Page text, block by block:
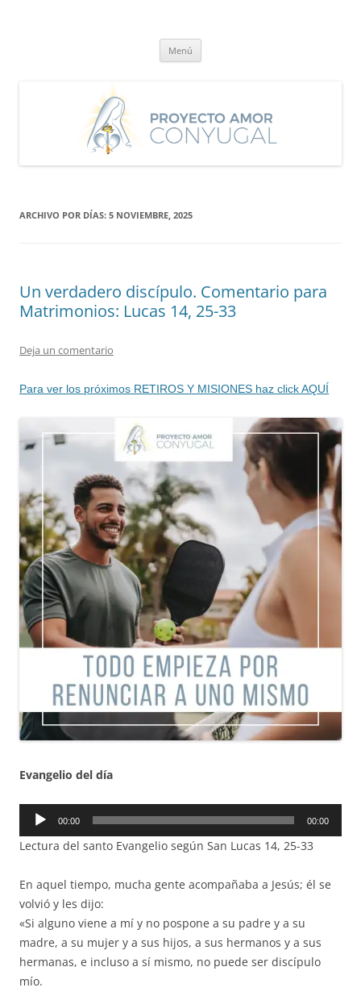
Menú
ARCHIVO POR DÍAS: 5 NOVIEMBRE, 2025
Un verdadero discípulo. Comentario para
Matrimonios: Lucas 14, 25-33
Deja un comentario
Para ver los próximos RETIROS Y MISIONES haz click AQUÍ
Evangelio del día
Reproductor
audio
00:00 00:00
Lectura del santo Evangelio según San Lucas 14, 25-33
En aquel tiempo, mucha gente acompañaba a Jesús; él se
volvió y les dijo:
«Si alguno viene a mí y no pospone a su padre y a su
madre, a su mujer y a sus hijos, a sus hermanos y a sus
hermanas, e incluso a sí mismo, no puede ser discípulo
mío.